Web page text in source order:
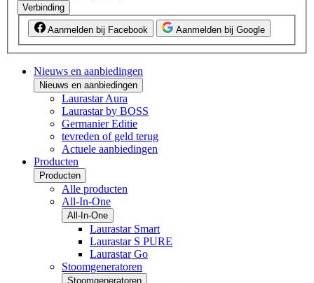
Verbinding
Aanmelden bij Facebook Aanmelden bij Google
Nieuws en aanbiedingen
Nieuws en aanbiedingen
Laurastar Aura
Laurastar by BOSS
Germanier Editie
tevreden of geld terug
Actuele aanbiedingen
Producten
Producten
Alle producten
All-In-One
All-In-One
Laurastar Smart
Laurastar S PURE
Laurastar Go
Stoomgeneratoren
Stoomgeneratoren